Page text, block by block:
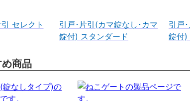
セレクト
引戸･片引(カマ錠なし･カマ
錠付) スタンダード
引戸
錠付)
商品